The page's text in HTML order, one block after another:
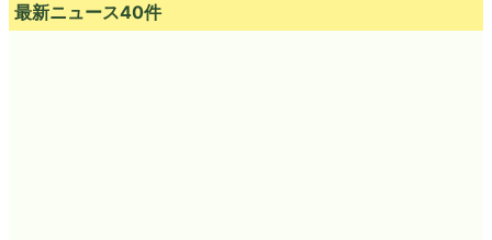
最新ニュース40件